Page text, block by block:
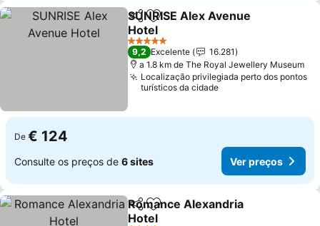
PartilharAdicionar aos favoritos
SUNRISE Alex Avenue
Hotel
5 Estrelas
9,2 Excelente
16.281
a 1.8 km de The Royal Jewellery Museum
Localização privilegiada perto dos pontos
turísticos da cidade
De € 124
Consulte os preços de 6 sites Ver preços
PartilharAdicionar aos favoritos
Romance Alexandria
Hotel